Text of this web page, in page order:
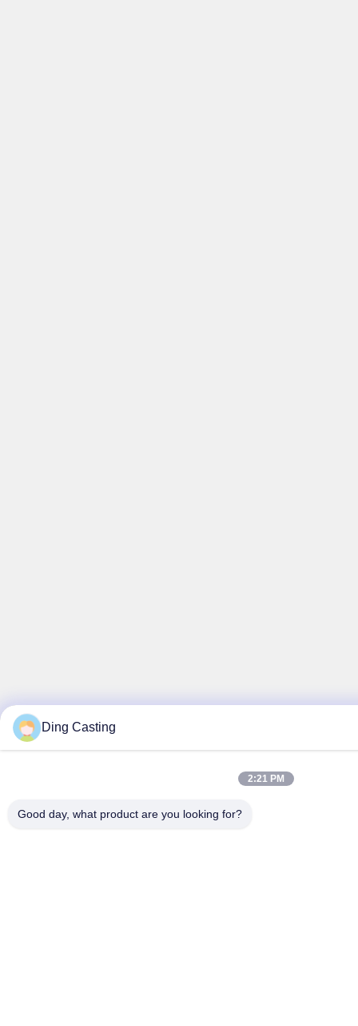
Ding Casting
2:21 PM
Good day, what product are you looking for?